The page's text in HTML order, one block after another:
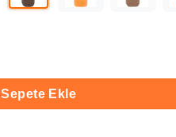
Sepete Ekle